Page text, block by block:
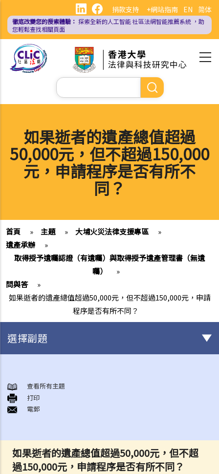
內
EN 简体
捐款支持 +網站指南
徹底改變您的搜索體驗： 探索全新的人工智能社區法網智能推薦系統 ，助
您輕鬆查找相關頁面
Search
如果逝者的遺產總值超過
50,000元，但不超過150,000
元，申請程序是否有所不
同？
首頁 » 主題 » 大埔火災法律支援專區
»
遺產承辦
»
取得授予遺囑認證（有遺囑）與取得授予遺產管理書（無遺
囑）
»
問與答
»
如果逝者的遺產總值超過50,000元，但不超過150,000元，申請
程序是否有所不同？
如果逝者的遺產總值超過50,000元，但不超
過150,000元，申請程序是否有所不同？
選擇副題
A. 火葬
B. 骨灰安置所（靈灰安置所）
C. 土葬
E. 骨灰撒海
F. 遺體／骨殖／骨灰出入香港
人身傷亡
查看所有主題
打印
電郵